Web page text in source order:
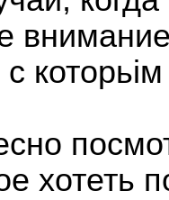
внимание
хотеть